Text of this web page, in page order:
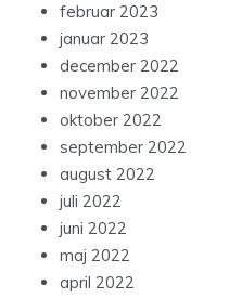
februar 2023
januar 2023
december 2022
november 2022
oktober 2022
september 2022
august 2022
juli 2022
juni 2022
maj 2022
april 2022